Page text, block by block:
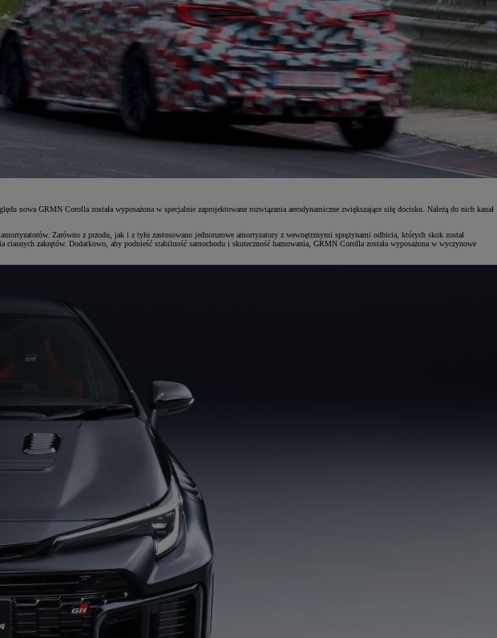
nowa GRMN Corolla została wyposażona w specjalnie zaprojektowane rozwiązania aerodynamiczne zwiększające siłę docisku. Należą do nich kanał
Zarówno z przodu, jak i z tyłu zastosowano jednorurowe amortyzatory z wewnętrznymi sprężynami odbicia, których skok został
zakrętów. Dodatkowo, aby podnieść stabilność samochodu i skuteczność hamowania, GRMN Corolla została wyposażona w wyczynowe